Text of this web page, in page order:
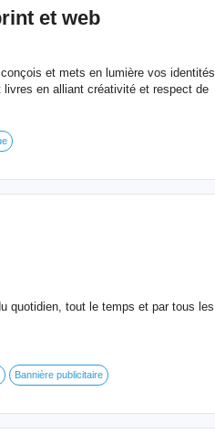
et web
et mets en lumière vos identités
en alliant créativité et respect de
quotidien, tout le temps et par tous les
Bannière publicitaire